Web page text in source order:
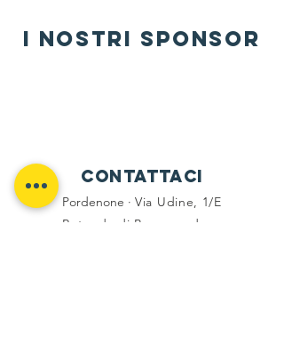
i nostri sponsor
Contattaci
Pordenone ·Via Udine, 1/E
Rotonda di Borgomeduna